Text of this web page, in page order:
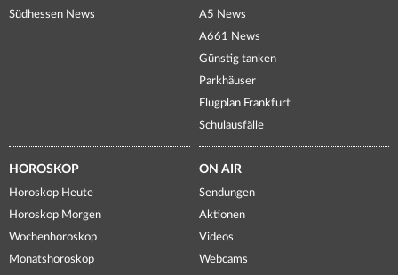
Südhessen News
A5 News
A661 News
Günstig tanken
Parkhäuser
Flugplan Frankfurt
Schulausfälle
HOROSKOP
Horoskop Heute
Horoskop Morgen
Wochenhoroskop
Monatshoroskop
ON AIR
Sendungen
Aktionen
Videos
Webcams